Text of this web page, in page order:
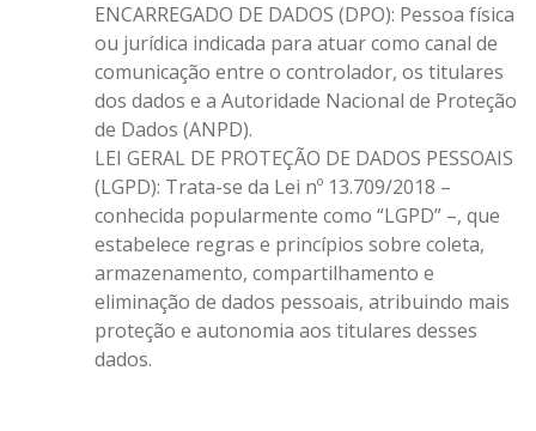
ENCARREGADO DE DADOS (DPO): Pessoa física
ou jurídica indicada para atuar como canal de
comunicação entre o controlador, os titulares
dos dados e a Autoridade Nacional de Proteção
de Dados (ANPD).
LEI GERAL DE PROTEÇÃO DE DADOS PESSOAIS
(LGPD): Trata-se da Lei nº 13.709/2018 –
conhecida popularmente como “LGPD” –, que
estabelece regras e princípios sobre coleta,
armazenamento, compartilhamento e
eliminação de dados pessoais, atribuindo mais
proteção e autonomia aos titulares desses
dados.